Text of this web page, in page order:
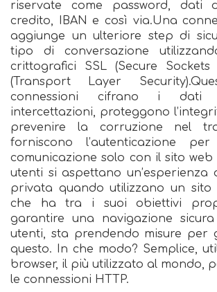
riservate come password, dati
credito, IBAN e così via.Una
aggiunge un ulteriore step di
tipo di conversazione
crittografici SSL (Secure
(Transport Layer
connessioni cifrano i dati
intercettazioni, proteggono
prevenire la corruzione nel
forniscono l’autenticazione
comunicazione solo con il sito web
utenti si aspettano un’esperienza
privata quando utilizzano un sito
che ha tra i suoi obiettivi
garantire una navigazione
utenti, sta prendendo misure per
questo. In che modo? Semplice,
browser, il più utilizzato al mondo,
le connessioni HTTP.